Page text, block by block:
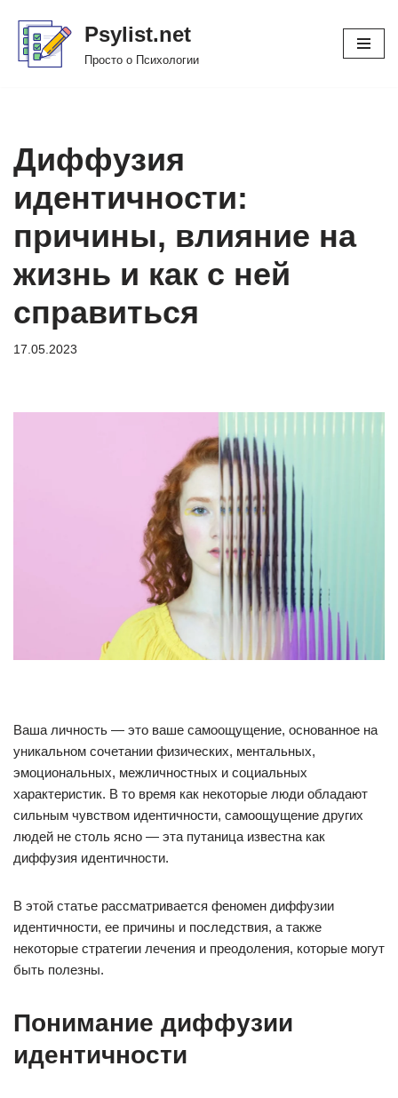
Перейти
Psylist.net
Просто о Психологии
Диффузия
идентичности:
причины, влияние на
жизнь и как с ней
справиться
17.05.2023
Ваша личность — это ваше самоощущение, основанное на
уникальном сочетании физических, ментальных,
эмоциональных, межличностных и социальных
характеристик. В то время как некоторые люди обладают
сильным чувством идентичности, самоощущение других
людей не столь ясно — эта путаница известна как
диффузия идентичности.
В этой статье рассматривается феномен диффузии
идентичности, ее причины и последствия, а также
некоторые стратегии лечения и преодоления, которые могут
быть полезны.
Понимание диффузии
идентичности